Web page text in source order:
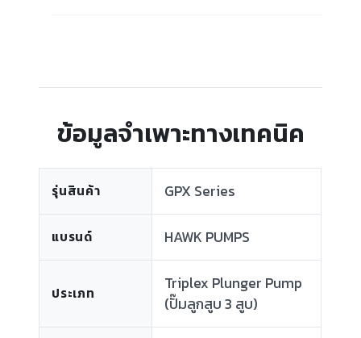
ข้อมูลจำเพาะทางเทคนิค
รุ่นสินค้า GPX Series
แบรนด์ HAWK PUMPS
ประเภท
Triplex Plunger Pump
(ปั๊มลูกสูบ 3 สูบ)